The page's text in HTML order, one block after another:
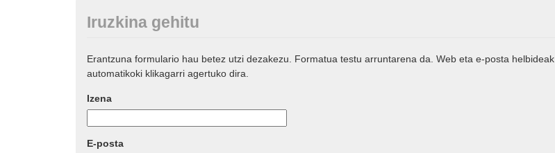
Iruzkina gehitu
Erantzuna formulario hau betez utzi dezakezu. Formatua testu arruntarena da. Web eta e-posta helbideak
automatikoki klikagarri agertuko dira.
Izena
E-posta